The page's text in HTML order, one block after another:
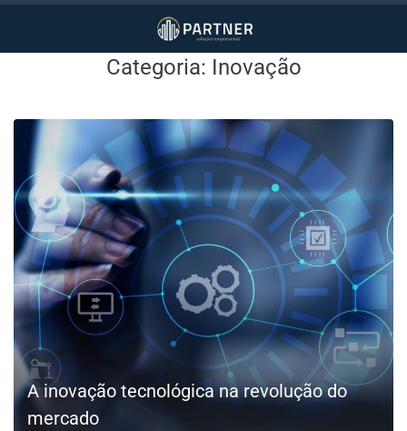
Categoria: Inovação
A inovação tecnológica na revolução do
mercado